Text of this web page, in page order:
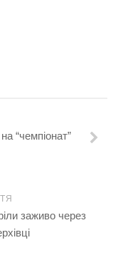
“чемпіонат”
заживо через